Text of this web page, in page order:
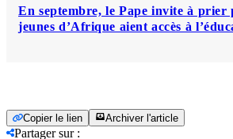
En septembre, le Pape invite à prier
jeunes d’Afrique aient accès à
Copier le lien Archiver l'article
Partager sur: